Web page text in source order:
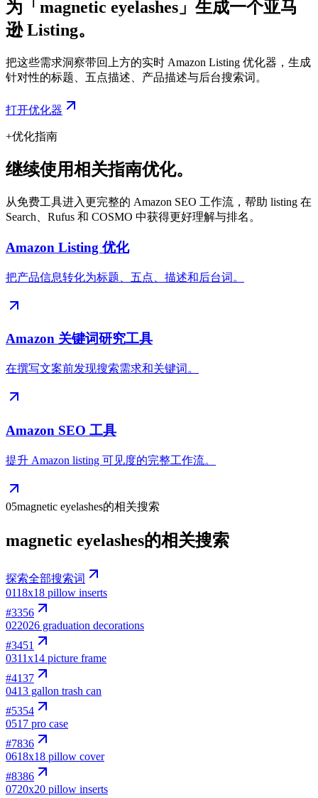
为「magnetic eyelashes」生成一个亚马
逊 Listing。
把这些需求洞察带回上方的实时 Amazon Listing 优化器，生成
针对性的标题、五点描述、产品描述与后台搜索词。
打开优化器
+优化指南
继续使用相关指南优化。
从免费工具进入更完整的 Amazon SEO 工作流，帮助 listing 在
Search、Rufus 和 COSMO 中获得更好理解与排名。
Amazon Listing 优化
把产品信息转化为标题、五点、描述和后台词。
Amazon 关键词研究工具
在撰写文案前发现搜索需求和关键词。
Amazon SEO 工具
提升 Amazon listing 可见度的完整工作流。
05magnetic eyelashes的相关搜索
magnetic eyelashes的相关搜索
探索全部搜索词
0118x18 pillow inserts
#3356
022026 graduation decorations
#3451
0311x14 picture frame
#4137
0413 gallon trash can
#5354
0517 pro case
#7836
0618x18 pillow cover
#8386
0720x20 pillow inserts